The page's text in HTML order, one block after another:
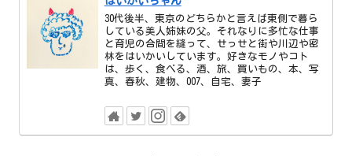
30代後半、東京のどちらかと言えば東側で暮ら
している美人姉妹の父。それなりに多忙な仕事
と育児の合間を縫って、せっせと街や川辺や密
林をはいかいしています。好きなモノやコト
は、歩く、食べる、酒、旅、買いもの、本、写
真、春秋、建物、007、自宅、妻子